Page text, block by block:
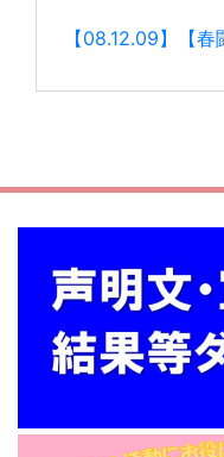
【08.12.09】【